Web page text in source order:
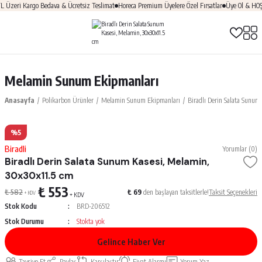
Kargo Bedava & Ücretsiz Teslimat Horeca Premium Üyelere Özel Fırsatlar Üye Ol &
Melamin Sunum Ekipmanları
Anasayfa Polikarbon Ürünler Melamin Sunum Ekipmanları Biradlı Derin Salata
%5
Biradli Yorumlar (0)
Biradlı Derin Salata Sunum Kasesi, Melamin,
30x30x11.5 cm
₺ 582 + KDV ₺ 553 + KDV ₺ 69 den başlayan taksitlerle!Taksit Seçenekleri
Stok Kodu
BRD-206512
Stok Durumu
Stokta yok
Gelince Haber Ver